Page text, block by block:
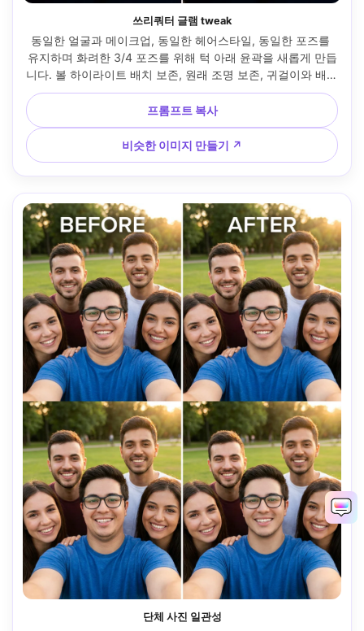
쓰리쿼터 글램 tweak
동일한 얼굴과 메이크업, 동일한 헤어스타일, 동일한 포즈를
유지하며 화려한 3/4 포즈를 위해 턱 아래 윤곽을 새롭게 만듭
니다. 볼 하이라이트 배치 보존, 원래 조명 보존, 귀걸이와 배경
디테일 그대로 유지 --ar 4:5
프롬프트 복사
비슷한 이미지 만들기 ↗
단체 사진 일관성